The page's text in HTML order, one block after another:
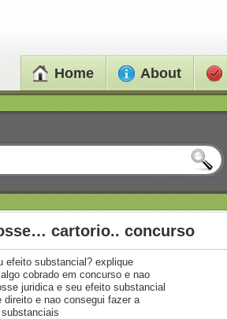
Home About
cartorio.. concurso
efeito substancial? explique
cobrado em concurso e nao
juridica e seu efeito substancial
e nao consegui fazer a